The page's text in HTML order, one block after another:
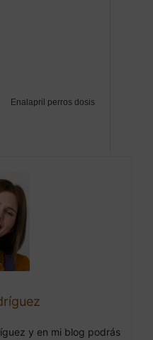
Enalapril perros dosis
y en mi blog podrás